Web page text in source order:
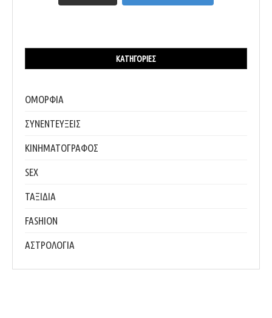
ΚΑΤΗΓΟΡΊΕΣ
ΟΜΟΡΦΙΑ
ΣΥΝΕΝΤΕΥΞΕΙΣ
ΚΙΝΗΜΑΤΟΓΡΑΦΟΣ
SEX
ΤΑΞΙΔΙΑ
FASHION
ΑΣΤΡΟΛΟΓΙΑ